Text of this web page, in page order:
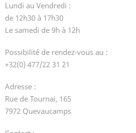
Lundi au Vendredi :
de 12h30 à 17h30
Le samedi de 9h à 12h
Possibilité de rendez-vous au :
+32(0) 477/22 31 21
Adresse :
Rue de Tournai, 165
7972 Quevaucamps